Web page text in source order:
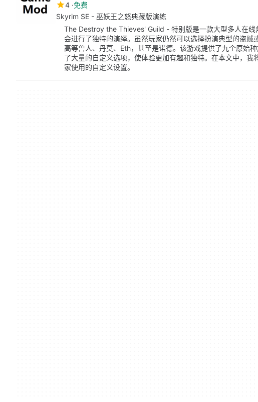
4 免费
Skyrim SE - 巫妖王之怒典藏版演练
The Destroy the Thieves' Guild - 特别版是一款大型多人在线
会进行了独特的演绎。虽然玩家仍然可以选择扮演典型的盗贼
高等兽人、丹莫、Eth，甚至是诺德。该游戏提供了九个原始
了大量的自定义选项，使体验更加有趣和独特。在本文中，我
家使用的自定义设置。